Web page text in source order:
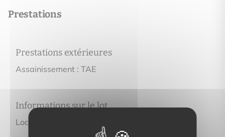
Prestations
Prestations extérieures
Assainissement : TAE
Informations sur le lot
Localisation : LONGEVILLE-SUR-MER